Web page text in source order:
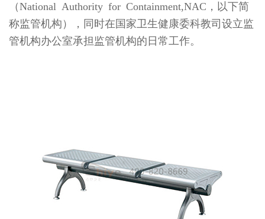
（National Authority for Containment,NAC，以下简
称监管机构），同时在国家卫生健康委科教司设立监
管机构办公室承担监管机构的日常工作。